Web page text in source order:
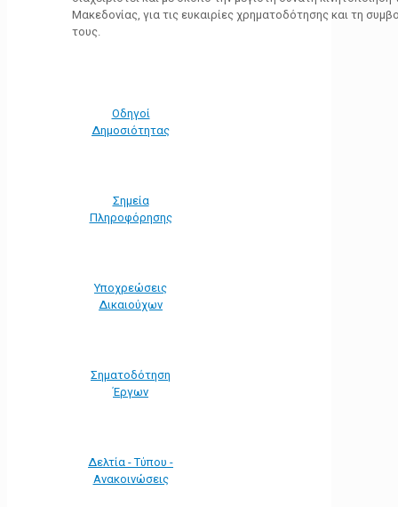
Μακεδονίας, για τις ευκαιρίες χρηματοδότησης και τη
τους.
Οδηγοί
Δημοσιότητας
Σημεία
Πληροφόρησης
Υποχρεώσεις
Δικαιούχων
Σηματοδότηση
Έργων
Δελτία - Τύπου -
Ανακοινώσεις